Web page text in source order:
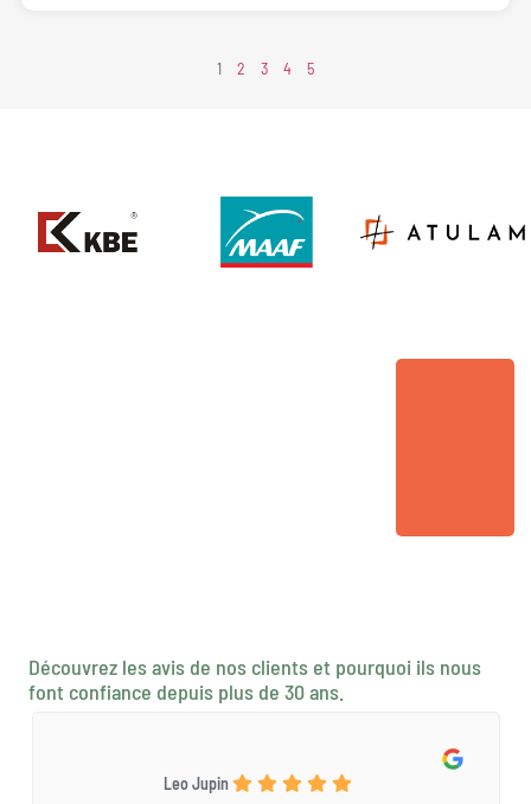
1 2 3 4 5
Découvrez les avis de nos clients et pourquoi ils nous
font confiance depuis plus de 30 ans.
Leo Jupin